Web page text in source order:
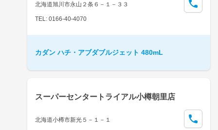
北海道旭川市永山２条６－１－３３
TEL: 0166-40-4070
カダン ハチ・アブダブルジェット 480mL
スーパーセンタートライアル小樽朝里店
北海道小樽市新光５－１－１